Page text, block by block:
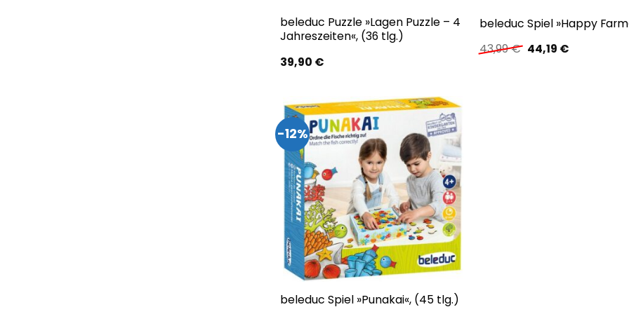
beleduc Puzzle »Lagen Puzzle – 4
Jahreszeiten«, (36 tlg.)
39,90 €
beleduc Spiel »Happy
43,99€ Ursprünglicher
Preis
44,19 €Aktueller
-12%
beleduc Spiel »Punakai«, (45 tlg.)